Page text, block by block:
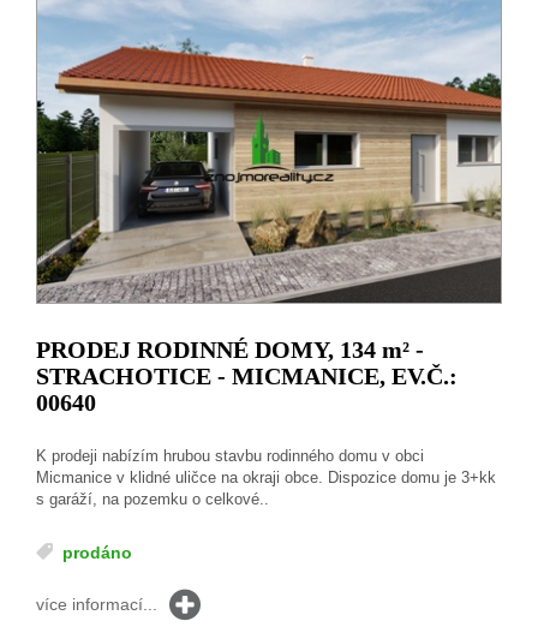
PRODEJ RODINNÉ DOMY, 134 m² -
STRACHOTICE - MICMANICE, EV.Č.:
00640
K prodeji nabízím hrubou stavbu rodinného domu v obci
Micmanice v klidné uličce na okraji obce. Dispozice domu je 3+kk
s garáží, na pozemku o celkové..
prodáno
více informací...